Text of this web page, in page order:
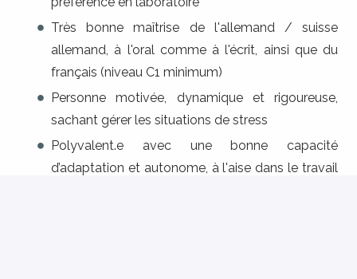
Très bonne maîtrise de l'allemand / suisse
allemand, à l'oral comme à l'écrit, ainsi que du
français (niveau C1 minimum)
Personne motivée, dynamique et rigoureuse,
sachant gérer les situations de stress
Polyvalent.e avec une bonne capacité
d’adaptation et autonome, à l'aise dans le travail